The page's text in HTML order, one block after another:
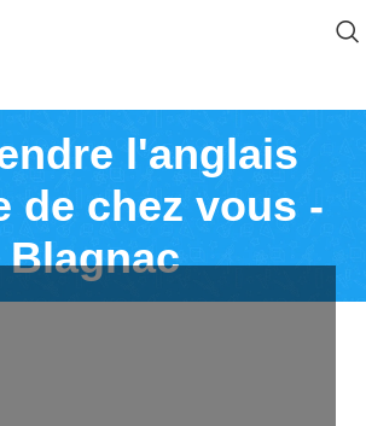
l'anglais
de chez vous -
Blagnac